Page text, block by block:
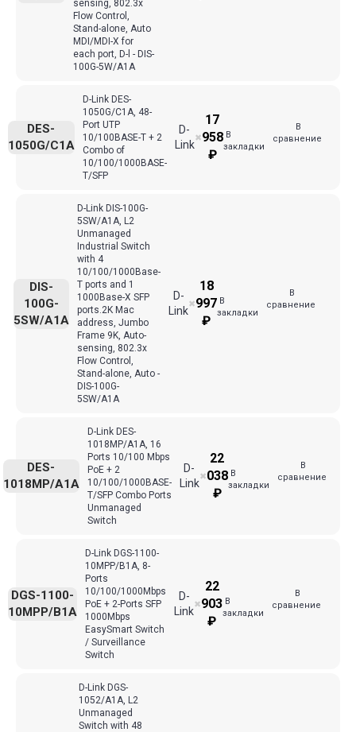
sensing, 802.3x
Flow Control,
Stand-alone, Auto
MDI/MDI-X for
each port, D-l - DIS-
100G-5W/A1A
D-Link DES-
1050G/C1A, 48-
Port UTP
10/100BASE-T + 2
Combo of
10/100/1000BASE-
T/SFP
D-
Link
DES-
1050G/C1A
✖
17
958
₽
В
закладки
В
сравнение
D-Link DIS-100G-
5SW/A1A, L2
Unmanaged
Industrial Switch
with 4
10/100/1000Base-
T ports and 1
1000Base-X SFP
ports.2K Mac
address, Jumbo
Frame 9K, Auto-
sensing, 802.3x
Flow Control,
Stand-alone, Auto -
DIS-100G-
5SW/A1A
D-
Link
DIS-
100G-
5SW/A1A
✖
18
997
₽
В
закладки
В
сравнение
D-Link DES-
1018MP/A1A, 16
Ports 10/100 Mbps
PoE + 2
10/100/1000BASE-
T/SFP Combo Ports
Unmanaged
Switch
D-
Link
DES-
1018MP/A1A
✖
22
038
₽
В
закладки
В
сравнение
D-Link DGS-1100-
10MPP/B1A, 8-
Ports
10/100/1000Mbps
PoE + 2-Ports SFP
1000Mbps
EasySmart Switch
/ Surveillance
Switch
D-
Link
DGS-1100-
10MPP/B1A
✖
22
903
₽
В
закладки
В
сравнение
D-Link DGS-
1052/A1A, L2
Unmanaged
Switch with 48